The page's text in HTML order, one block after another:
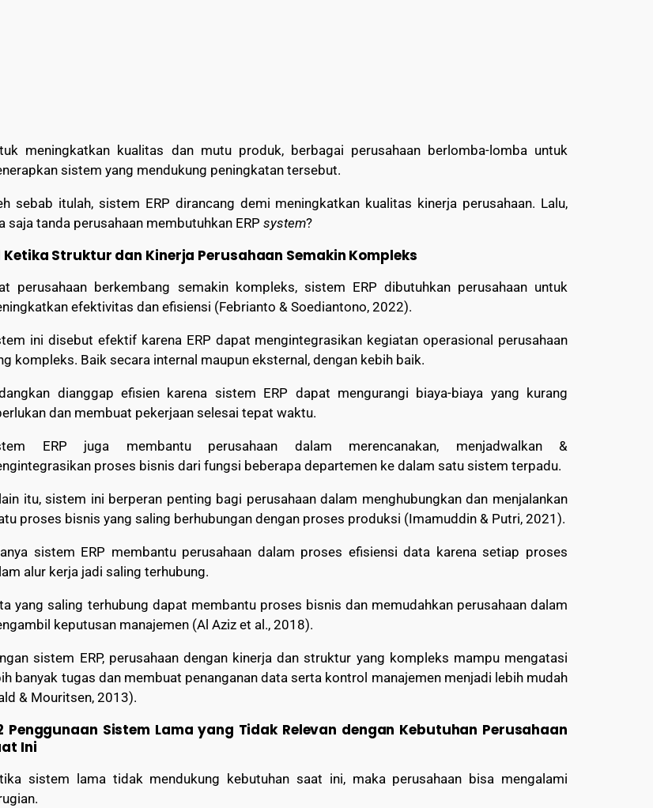
meningkatkan kualitas dan mutu produk, berbagai perusahaan berlomba-lomba untuk
sistem yang mendukung peningkatan tersebut.
sebab itulah, sistem ERP dirancang demi meningkatkan kualitas kinerja perusahaan. Lalu,
saja tanda perusahaan membutuhkan ERPsystem?
Ketika Struktur dan Kinerja Perusahaan Semakin Kompleks
perusahaan berkembang semakin kompleks, sistem ERP dibutuhkan perusahaan untuk
efektivitas dan efisiensi (Febrianto & Soediantono, 2022).
ini disebut efektif karena ERP dapat mengintegrasikan kegiatan operasional perusahaan
kompleks. Baik secara internal maupun eksternal, dengan kebih baik.
dianggap efisien karena sistem ERP dapat mengurangi biaya-biaya yang kurang
dan membuat pekerjaan selesai tepat waktu.
ERP juga membantu perusahaan dalam merencanakan, menjadwalkan &
proses bisnis dari fungsi beberapa departemen ke dalam satu sistem terpadu.
itu, sistem ini berperan penting bagi perusahaan dalam menghubungkan dan menjalankan
proses bisnis yang saling berhubungan dengan proses produksi (Imamuddin & Putri, 2021).
sistem ERP membantu perusahaan dalam proses efisiensi data karena setiap proses
alur kerja jadi saling terhubung.
yang saling terhubung dapat membantu proses bisnis dan memudahkan perusahaan dalam
keputusan manajemen (Al Aziz et al., 2018).
sistem ERP, perusahaan dengan kinerja dan struktur yang kompleks mampu mengatasi
banyak tugas dan membuat penanganan data serta kontrol manajemen menjadi lebih mudah
& Mouritsen, 2013).
Penggunaan Sistem Lama yang Tidak Relevan dengan Kebutuhan Perusahaan
Ini
sistem lama tidak mendukung kebutuhan saat ini, maka perusahaan bisa mengalami